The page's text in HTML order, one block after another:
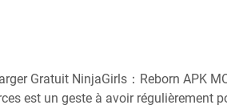
Gratuit NinjaGirls：Reborn APK
est un geste à avoir régulièrement